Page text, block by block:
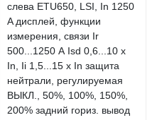
слева ETU650, LSI, In 1250
A дисплей, функции
измерения, связи Ir
500...1250 А Isd 0,6...10 x
In, Ii 1,5...15 x In защита
нейтрали, регулируемая
ВЫКЛ., 50%, 100%, 150%,
200% задний гориз. вывод